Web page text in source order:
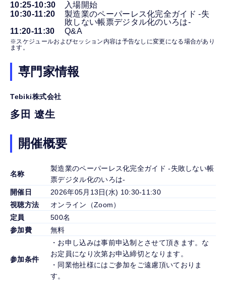
10:25-10:30
入場開始
10:30-11:20
製造業のペーパーレス化完全ガイド -失
敗しない帳票デジタル化のいろは-
11:20-11:30
Q&A
※スケジュールおよびセッション内容は予告なしに変更になる場合があり
ます。
専門家情報
Tebiki株式会社
多田 遼生
開催概要
名称
製造業のペーパーレス化完全ガイド -失敗しない帳
票デジタル化のいろは-
開催日
2026年05月13日(水) 10:30-11:30
視聴方法
オンライン（Zoom）
定員
500名
参加費
無料
参加条件
・お申し込みは事前申込制とさせて頂きます。な
お定員になり次第お申込締切となります。
・同業他社様にはご参加をご遠慮頂いておりま
す。